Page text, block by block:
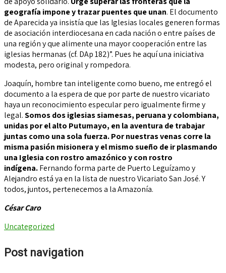
geografía impone y trazar puentes que unan. El documento
de Aparecida ya insistía que las Iglesias locales generen formas
de asociación interdiocesana en cada nación o entre países de
una región y que alimente una mayor cooperación entre las
iglesias hermanas (cf. DAp 182)”. Pues he aquí una iniciativa
modesta, pero original y rompedora.
Joaquín, hombre tan inteligente como bueno, me entregó el
documento a la espera de que por parte de nuestro vicariato
haya un reconocimiento especular pero igualmente firme y
legal.Somos dos iglesias siamesas, peruana y colombiana,
unidas por el alto Putumayo, en la aventura de trabajar
juntas como una sola fuerza. Por nuestras venas corre la
misma pasión misionera y el mismo sueño de ir plasmando
una Iglesia con rostro amazónico y con rostro
indígena.Fernando forma parte de Puerto Leguízamo y
Alejandro está ya en la lista de nuestro Vicariato San José. Y
todos, juntos, pertenecemos a la Amazonía.
César Caro
Uncategorized
Post navigation